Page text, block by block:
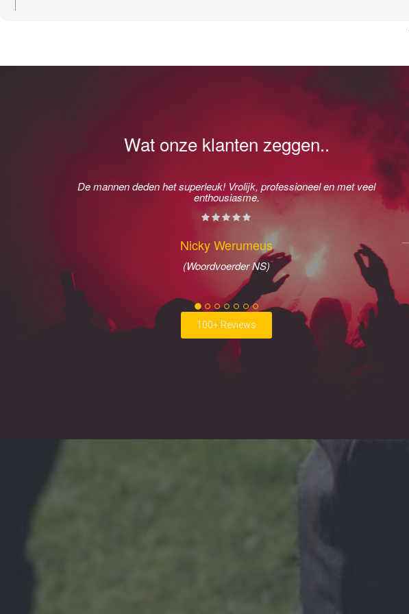
Wat onze klanten zeggen..
De mannen deden het superleuk! Vrolijk, professioneel en met veel
enthousiasme.
Nicky Werumeus
(Woordvoerder NS)
100+ Reviews